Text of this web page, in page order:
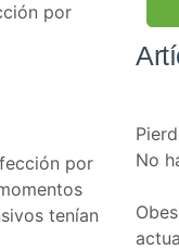
por
por
tenían
No